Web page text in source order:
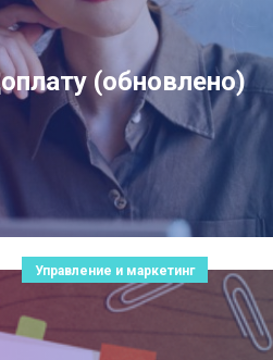
(обновлено)
Управление и маркетинг